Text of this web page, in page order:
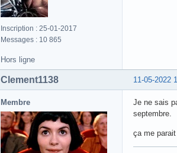
Inscription : 25-01-2017
Messages : 10 865
Hors ligne
11-05-2022
Clement1138
Membre
Je ne sais
septembre.
ça me